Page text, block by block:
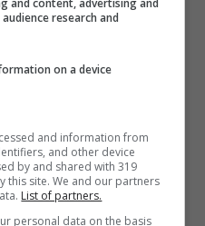
anche una cifra tra i
andando a toccare
euro.
che sorprenderebbe
vorrebbero, invece,
a vestire la maglia
Già in estate il tifo
tutto il suo dissenso
dell’attaccante serbo e
and content, advertising and
research and
on a device
and information from
and other device
by and shared with 319
this site. We and our partners
List of partners.
personal data on the basis